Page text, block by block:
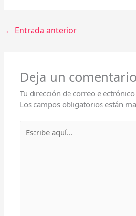
← Entrada anterior
Deja un comentario
Tu dirección de correo
Los campos obligatorios están
aquí...